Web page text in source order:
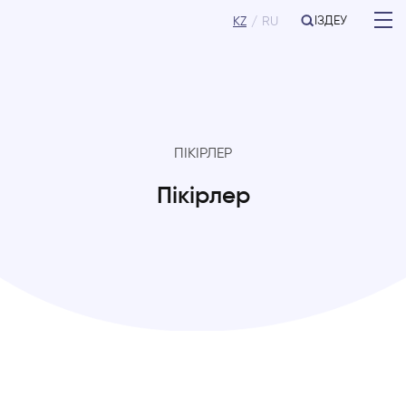
KZ RU ІЗДЕУ
ПІКІРЛЕР
Пікірлер